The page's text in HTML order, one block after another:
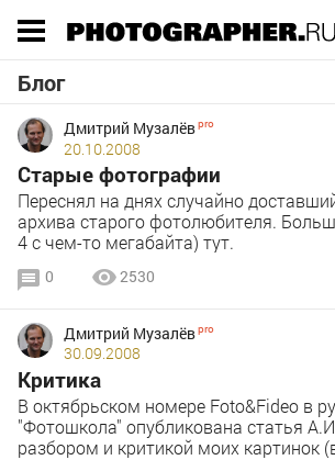
Блог
Дмитрий Музалёв
20.10.2008
Старые фотографии
Переснял на днях случайно
архива старого фотолюбителя.
4 с чем-то мегабайта) тут.
0 2530
Дмитрий Музалёв
30.09.2008
Критика
В октябрьском номере Foto&Fideo в
"Фотошкола" опубликована статья
разбором и критикой моих картинок